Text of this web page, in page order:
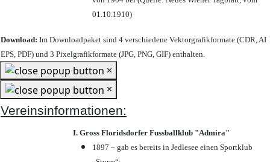
01.10.1910)
Download: Im Downloadpaket sind 4 verschiedene Vektorgrafikformate (CDR, AI
EPS, PDF) und 3 Pixelgrafikformate (JPG, PNG, GIF) enthalten.
×
×
Vereinsinformationen:
I. Gross Floridsdorfer Fussballklub "Admira"
1897 – gab es bereits in Jedlesee einen Sportklub